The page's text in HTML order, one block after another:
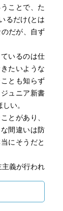
ことで、た
るだけ(とは
だが、自ず
いるのは仕
たいような
とも知らず
ュニア新書
い。
とがあり、
間違いは防
にそうだと
義が行われ
失敗に終わ